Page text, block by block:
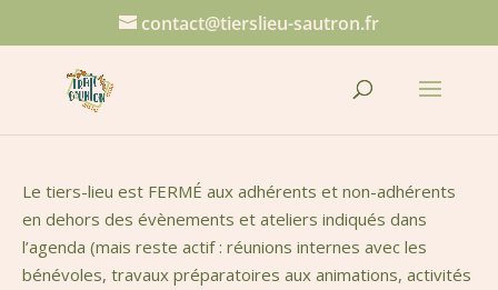
contact@tierslieu-sautron.fr
Le tiers-lieu est FERMÉ aux adhérents et non-adhérents
en dehors des évènements et ateliers indiqués dans
l’agenda (mais reste actif : réunions internes avec les
bénévoles, travaux préparatoires aux animations, activités